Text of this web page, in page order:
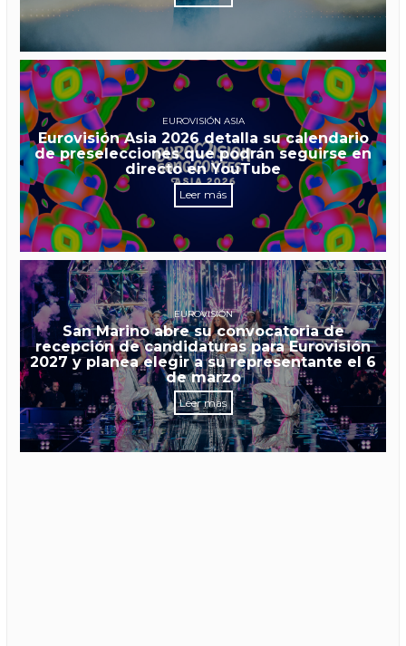
EUROVISIÓN ASIA
Eurovisión Asia 2026 detalla su calendario
de preselecciones que podrán seguirse en
directo en YouTube
Leer más
EUROVISIÓN
San Marino abre su convocatoria de
recepción de candidaturas para Eurovisión
2027 y planea elegir a su representante el 6
de marzo
Leer más